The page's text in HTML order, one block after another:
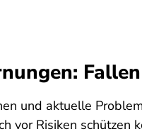
und aktuelle
vor Risiken schützen